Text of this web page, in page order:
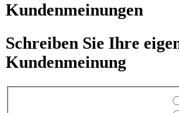
Kundenmeinungen
Schreiben Sie Ihre
Kundenmeinung